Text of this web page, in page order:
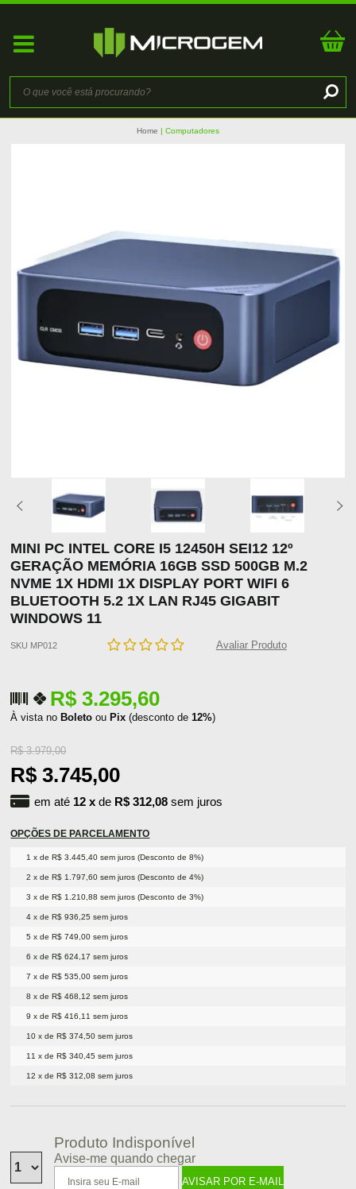
Home Computadores
MINI PC INTEL CORE I5 12450H SEI12 12º
GERAÇÃO MEMÓRIA 16GB SSD 500GB M.2
NVME 1X HDMI 1X DISPLAY PORT WIFI 6
BLUETOOTH 5.2 1X LAN RJ45 GIGABIT
WINDOWS 11
SKU MP012 Avaliar Produto
R$ 3.295,60
À vista noBoleto ouPix (desconto de 12%)
R$ 3.979,00
R$ 3.745,00
em até 12 x de R$ 312,08 sem juros
OPÇÕES DE PARCELAMENTO
1 x de R$ 3.445,40 sem juros (Desconto de 8%)
2 x de R$ 1.797,60 sem juros (Desconto de 4%)
3 x de R$ 1.210,88 sem juros (Desconto de 3%)
4 x de R$ 936,25 sem juros
5 x de R$ 749,00 sem juros
6 x de R$ 624,17 sem juros
7 x de R$ 535,00 sem juros
8 x de R$ 468,12 sem juros
9 x de R$ 416,11 sem juros
10 x de R$ 374,50 sem juros
11 x de R$ 340,45 sem juros
12 x de R$ 312,08 sem juros
Produto Indisponível
Avise-me quando chegar